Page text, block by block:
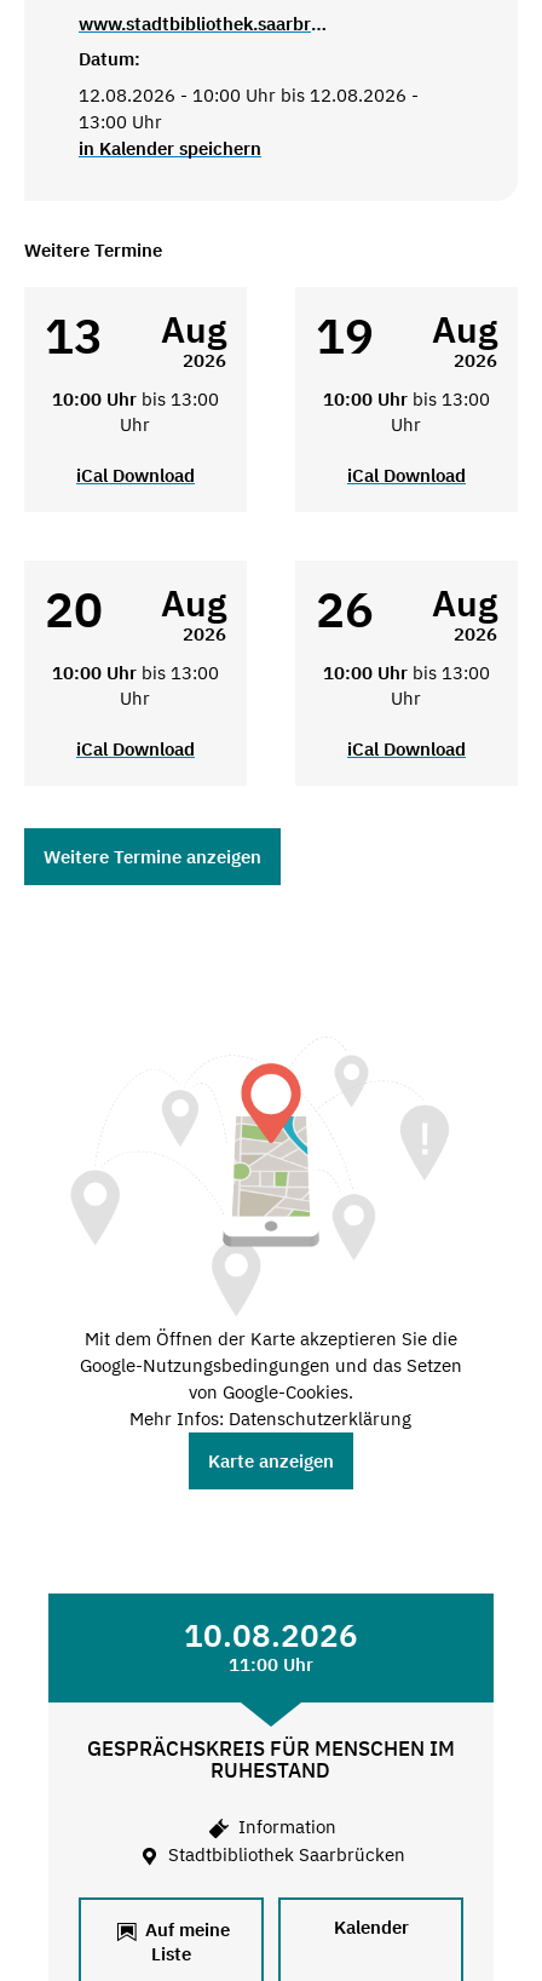
www.stadtbibliothek.saarbruecken.de
Datum:
12.08.2026 - 10:00 Uhr bis 12.08.2026 -
13:00 Uhr
in Kalender speichern
Weitere Termine
13 Aug
2026
10:00 Uhr bis 13:00
Uhr
iCal Download
19 Aug
2026
10:00 Uhr bis 13:00
Uhr
iCal Download
20 Aug
2026
10:00 Uhr bis 13:00
Uhr
iCal Download
26 Aug
2026
10:00 Uhr bis 13:00
Uhr
iCal Download
Weitere Termine anzeigen
Mit dem Öffnen der Karte akzeptieren Sie die
Google-Nutzungsbedingungen und das Setzen
von Google-Cookies.
Mehr Infos: Datenschutzerklärung
Karte anzeigen
10.08.2026
11:00 Uhr
GESPRÄCHSKREIS FÜR MENSCHEN IM
RUHESTAND
Information
Stadtbibliothek Saarbrücken
Auf meine
Liste
Kalender